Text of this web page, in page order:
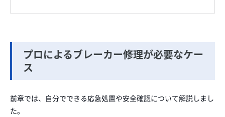
プロによるブレーカー修理が必要なケー
ス
前章では、自分でできる応急処置や安全確認について解説しまし
た。